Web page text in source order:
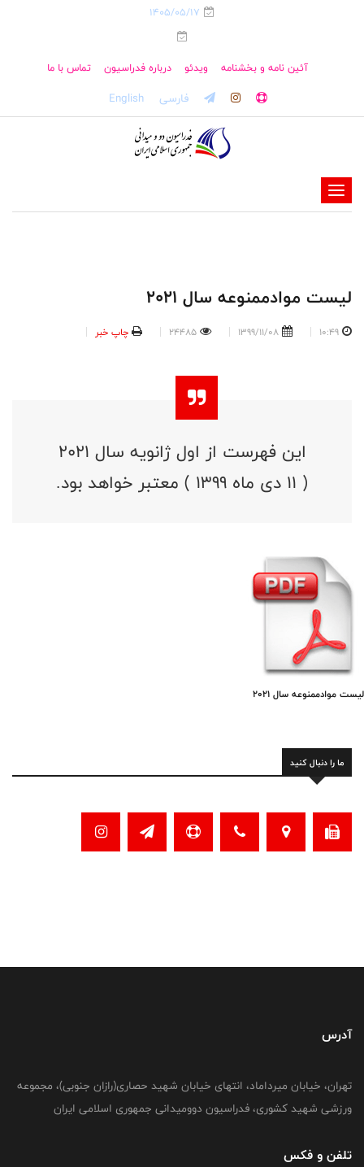
1405/05/17
آئین نامه و بخشنامه ویدئو درباره فدراسیون تماس با ما
فارسی English
-
-
-
لیست موادممنوعه سال ۲۰۲۱
10:49
1399/11/08
24485 چاپ خبر
این فهرست از اول ژانویه سال 2021
( 11 دی ماه 1399 ) معتبر خواهد بود.
لیست موادممنوعه سال ۲۰۲۱
ما را دنبال کنید
آدرس
تهران، خیابان میرداماد، انتهای خیابان شهید حصاری(رازان جنوبی)، مجموعه
ورزشی شهید کشوری، فدراسیون دوومیدانی جمهوری اسلامی ایران
تلفن و فکس